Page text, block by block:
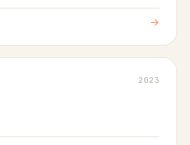
2023